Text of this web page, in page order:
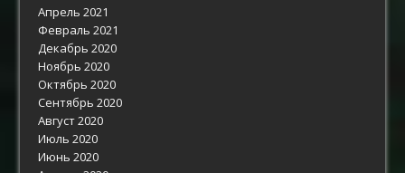
Апрель 2021
Февраль 2021
Декабрь 2020
Ноябрь 2020
Октябрь 2020
Сентябрь 2020
Август 2020
Июль 2020
Июнь 2020